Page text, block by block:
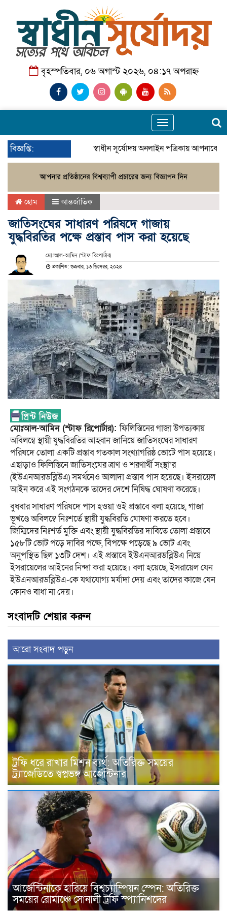
বৃহস্পতিবার, ০৬ অগাস্ট ২০২৬, ০৪:১৭ অপরাহ্ন
Toggle
navigation
বিজ্ঞপ্তি: স্বাধীন সূর্যোদয় অনলাইন পত্রিকায় আপনাকে
হোম আন্তর্জাতিক
জাতিসংঘের সাধারণ পরিষদে গাজায়
যুদ্ধবিরতির পক্ষে প্রস্তাব পাস করা হয়েছে
মোঃআল-আমিন (স্টাফ রিপোর্টার)
প্রকাশিত: শুক্রবার, ১৩ ডিসেম্বর, ২০২৪
মোঃআল-আমিন (স্টাফ রিপোর্টার):ফিলিস্তিনের গাজা উপত্যকায়
অবিলম্বে স্থায়ী যুদ্ধবিরতির আহ্বান জানিয়ে জাতিসংঘের সাধারণ
পরিষদে তোলা একটি প্রস্তাব গতকাল সংখ্যাগরিষ্ঠ ভোটে পাস হয়েছে।
এছাড়াও ফিলিস্তিনে জাতিসংঘের ত্রাণ ও শরণার্থী সংস্থা’র
(ইউএনআরডব্লিউএ) সমর্থনেও আলাদা প্রস্তাব পাস হয়েছে। ইসরায়েল
আইন করে এই সংগঠনকে তাদের দেশে নিষিদ্ধ ঘোষণা করেছে।
বুধবার সাধারণ পরিষদে পাস হওয়া ওই প্রস্তাবে বলা হয়েছে, গাজা
ভূখণ্ডে অবিলম্বে নিঃশর্তে স্থায়ী যুদ্ধবিরতি ঘোষণা করতে হবে।
জিম্মিদের নিঃশর্ত মুক্তি এবং স্থায়ী যুদ্ধবিরতির দাবিতে তোলা প্রস্তাবে
১৫৮টি ভোট পড়ে দাবির পক্ষে, বিপক্ষে পড়েছে ৯ ভোট এবং
অনুপস্থিত ছিল ১৩টি দেশ। এই প্রস্তাবে ইউএনআরডব্লিউএ নিয়ে
ইসরায়েলের আইনের নিন্দা করা হয়েছে। বলা হয়েছে, ইসরায়েল যেন
ইউএনআরডব্লিউএ-কে যথাযোগ্য মর্যাদা দেয় এবং তাদের কাজে যেন
কোনও বাধা না দেয়।
সংবাদটি শেয়ার করুন
আরো সংবাদ পড়ুন
ট্রফি ধরে রাখার মিশন ব্যর্থ: অতিরিক্ত সময়ের
ট্র্যাজেডিতে স্বপ্নভঙ্গ আর্জেন্টিনার
আর্জেন্টিনাকে হারিয়ে বিশ্বচ্যাম্পিয়ন স্পেন: অতিরিক্ত
সময়ের রোমাঞ্চে সোনালী ট্রফি স্প্যানিশদের